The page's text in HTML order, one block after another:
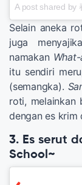
A post shared by
Selain aneka
juga
namakan
itu sendiri
(semangka).
roti, melainkan
dengan es krim
3. Es serut
School~